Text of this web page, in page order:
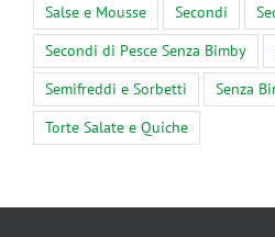
Salse e Mousse
Secondi
Secondi di Pesce Senza Bimby
Semifreddi e Sorbetti
Senza
Torte Salate e Quiche